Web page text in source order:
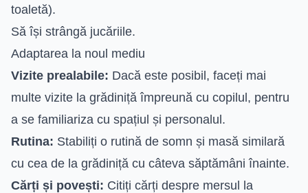
toaletă).
Să își strângă jucăriile.
Adaptarea la noul mediu
Vizite prealabile: Dacă este posibil, faceți mai
multe vizite la grădiniță împreună cu copilul, pentru
a se familiariza cu spațiul și personalul.
Rutina: Stabiliți o rutină de somn și masă similară
cu cea de la grădiniță cu câteva săptămâni înainte.
Cărți și povești: Citiți cărți despre mersul la